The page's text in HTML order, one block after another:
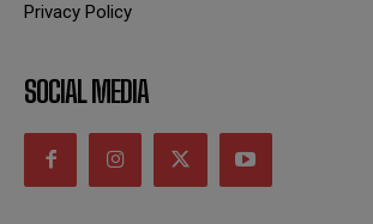
Privacy Policy
SOCIAL MEDIA